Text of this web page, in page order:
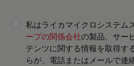
私はライカマイクロシステム
ープの関係会社の製品、サー
テンツに関する情報を取得す
らが、電話またはメールで連